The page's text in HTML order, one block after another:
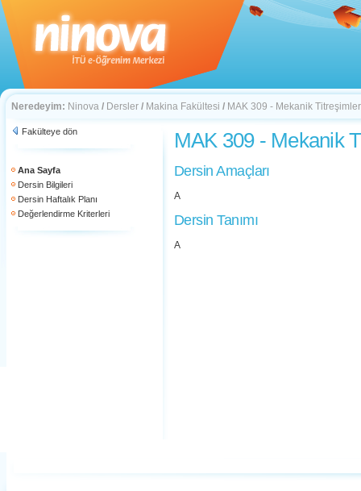
Neredeyim: Ninova / Dersler / Makina Fakültesi / MAK 309 - Mekanik Titreşimler
Fakülteye dön
Ana Sayfa
Dersin Bilgileri
Dersin Haftalık Planı
Değerlendirme Kriterleri
MAK 309 - Mekanik
Dersin Amaçları
A
Dersin Tanımı
A